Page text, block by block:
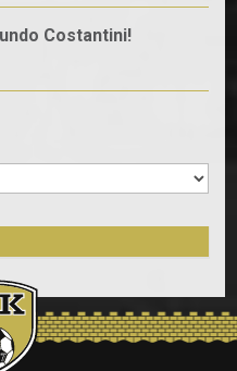
Costantini!